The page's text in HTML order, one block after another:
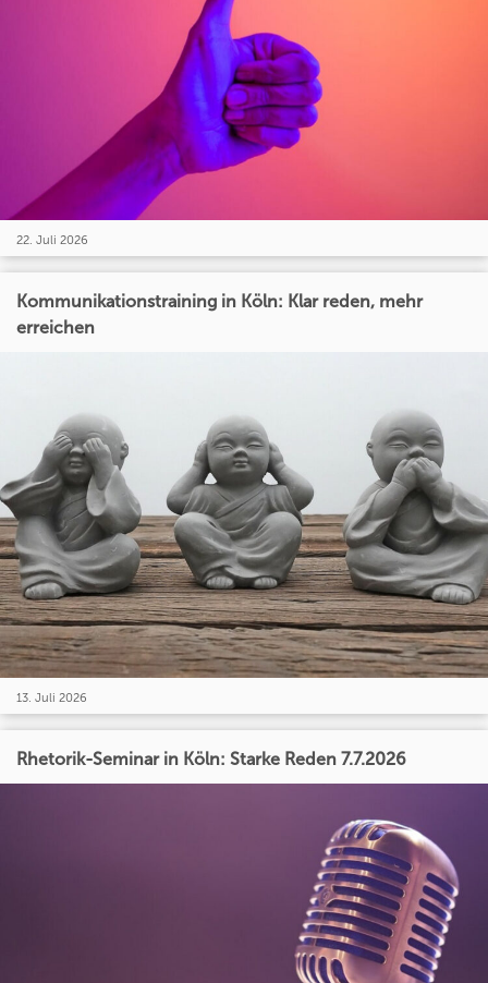
22. Juli 2026
Kommunikationstraining in Köln: Klar reden, mehr
erreichen
13. Juli 2026
Rhetorik-Seminar in Köln: Starke Reden 7.7.2026